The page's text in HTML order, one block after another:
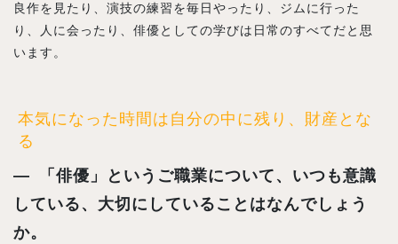
良作を見たり、演技の練習を毎日やったり、ジムに行った
り、人に会ったり、俳優としての学びは日常のすべてだと思
います。
本気になった時間は自分の中に残り、財産とな
る
「俳優」というご職業について、いつも意識
している、大切にしていることはなんでしょう
か。